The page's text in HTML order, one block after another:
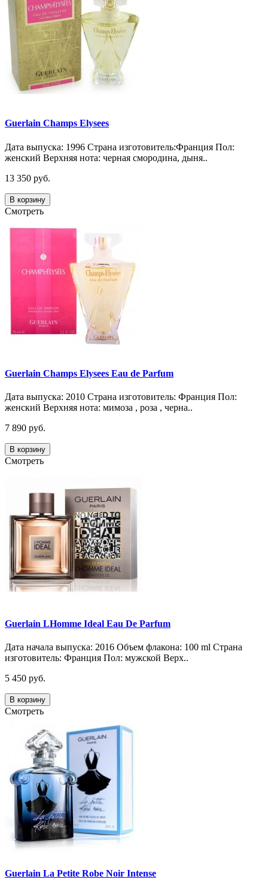
Guerlain Champs Elysees
Дата выпуска: 1996 Страна изготовитель:Франция Пол:
женский Верхняя нота: черная смородина, дыня..
13 350 руб.
В корзину
Смотреть
Guerlain Champs Elysees Eau de Parfum
Дата выпуска: 2010 Страна изготовитель: Франция Пол:
женский Верхняя нота: мимоза , роза , черна..
7 890 руб.
В корзину
Смотреть
Guerlain LHomme Ideal Eau De Parfum
Дата начала выпуска: 2016 Объем флакона: 100 ml Страна
изготовитель: Франция Пол: мужской Верх..
5 450 руб.
В корзину
Смотреть
Guerlain La Petite Robe Noir Intense